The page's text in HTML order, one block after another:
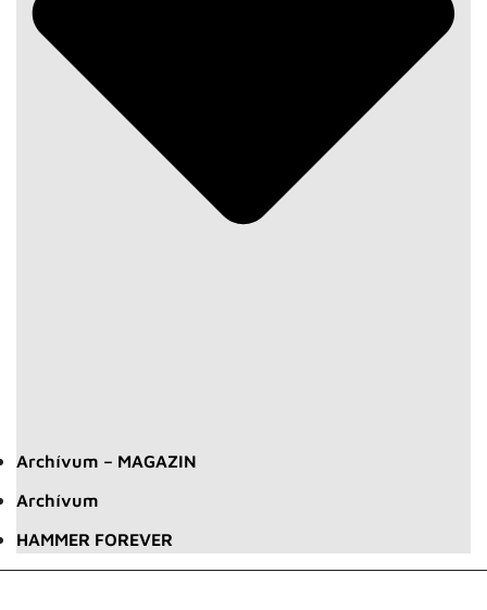
Archívum – MAGAZIN
Archívum
HAMMER FOREVER